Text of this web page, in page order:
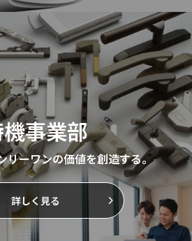
事業部
リーワンの価値を創造する。
詳しく見る